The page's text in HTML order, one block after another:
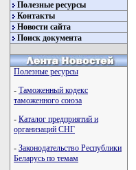
Полезные ресурсы
Контакты
Новости сайта
Поиск документа
Полезные ресурсы
- Таможенный кодекс
таможенного союза
- Каталог предприятий и
организаций СНГ
- Законодательство Республики
Беларусь по темам